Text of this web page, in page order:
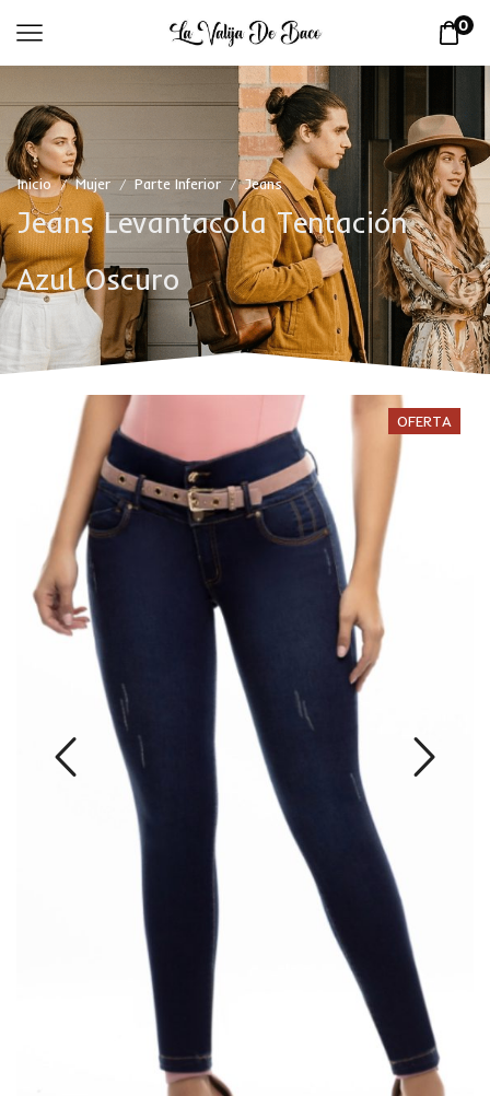
0
Inicio / Mujer / Parte Inferior / Jeans
Jeans Levantacola Tentación
Azul Oscuro
OFERTA